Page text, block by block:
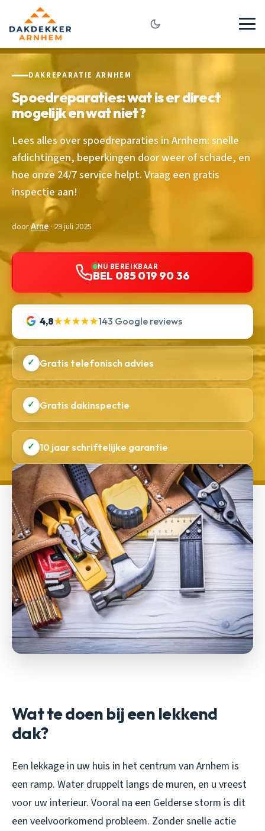
DAKREPARATIE ARNHEM
Spoedreparaties: wat is er direct
mogelijk en wat niet?
Lees alles over spoedreparaties in Arnhem: snelle
afdichtingen, beperkingen door weer of schade, en
hoe onze 24/7 service helpt. Vraag een gratis
inspectie aan!
doorArne· 29 juli 2025
NU BEREIKBAAR
BEL 085 019 90 36
4,8★★★★★143 Google reviews
✓ Gratis telefonisch advies
✓ Gratis dakinspectie
✓ 10 jaar schriftelijke garantie
Wat te doen bij een lekkend
dak?
Een lekkage in uw huis in het centrum van Arnhem is
een ramp. Water druppelt langs de muren, en u vreest
voor uw interieur. Vooral na een Gelderse storm is dit
een veelvoorkomend probleem. Zonder snelle actie